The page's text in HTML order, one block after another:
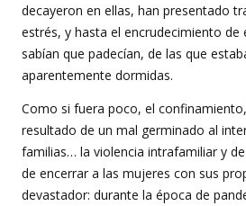
decayeron en ellas, han presentado
estrés, y hasta el encrudecimiento de
sabían que padecían, de las que
aparentemente dormidas.
Como si fuera poco, el
resultado de un mal germinado al
familias… la violencia intrafamiliar y
de encerrar a las mujeres con sus
devastador: durante la época de